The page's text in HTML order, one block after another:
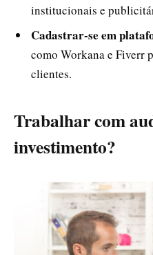
institucionais e
Cadastrar-se em
como Workana e Fiverr
clientes.
Trabalhar com
investimento?